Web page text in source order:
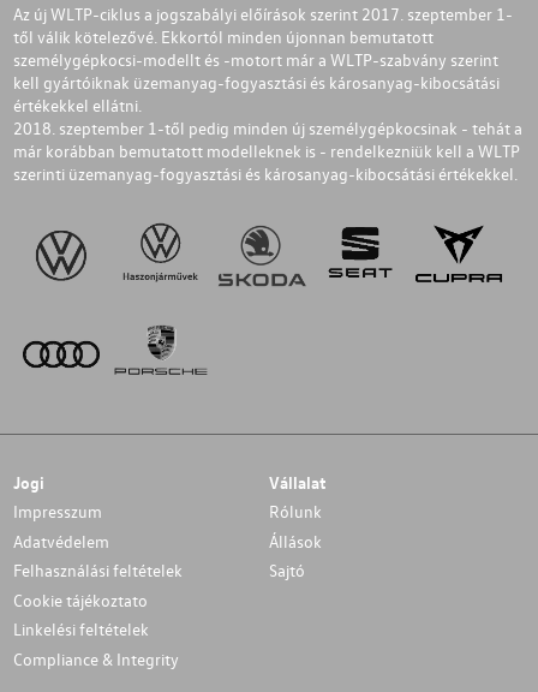
Az új WLTP-ciklus a jogszabályi előírások szerint 2017. szeptember 1-
től válik kötelezővé. Ekkortól minden újonnan bemutatott
személygépkocsi-modellt és -motort már a WLTP-szabvány szerint
kell gyártóiknak üzemanyag-fogyasztási és károsanyag-kibocsátási
értékekkel ellátni.
2018. szeptember 1-től pedig minden új személygépkocsinak - tehát a
már korábban bemutatott modelleknek is - rendelkezniük kell a WLTP
szerinti üzemanyag-fogyasztási és károsanyag-kibocsátási értékekkel.
Jogi
Impresszum
Adatvédelem
Felhasználási feltételek
Cookie tájékoztato
Linkelési feltételek
Compliance & Integrity
Vállalat
Rólunk
Állások
Sajtó